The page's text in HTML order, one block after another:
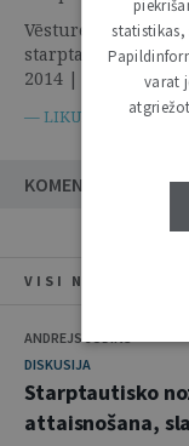
Vēstures faktu
starptautiskajos
2014 | Diskusija
— LIKUMI.LV —
KOMENTĀRI (4)
VISI NUMURA
ANDREJS JUDINS
DISKUSIJA
Starptautisko
attaisnošana,
varat